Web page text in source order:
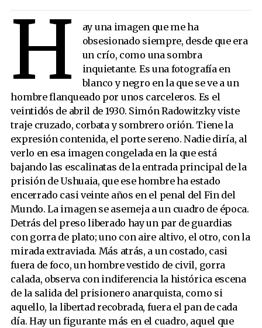
H
ay una imagen que me ha
obsesionado siempre, desde que era
un crío, como una sombra
inquietante. Es una fotografía en
blanco y negro en la que se ve a un
hombre flanqueado por unos carceleros. Es el
veintidós de abril de 1930. Simón Radowitzky viste
traje cruzado, corbata y sombrero orión. Tiene la
expresión contenida, el porte sereno. Nadie diría, al
verlo en esa imagen congelada en la que está
bajando las escalinatas de la entrada principal de la
prisión de Ushuaia, que ese hombre ha estado
encerrado casi veinte años en el penal del Fin del
Mundo. La imagen se asemeja a un cuadro de época.
Detrás del preso liberado hay un par de guardias
con gorra de plato; uno con aire altivo, el otro, con la
mirada extraviada. Más atrás, a un costado, casi
fuera de foco, un hombre vestido de civil, gorra
calada, observa con indiferencia la histórica escena
de la salida del prisionero anarquista, como si
aquello, la libertad recobrada, fuera el pan de cada
día. Hay un figurante más en el cuadro, aquel que